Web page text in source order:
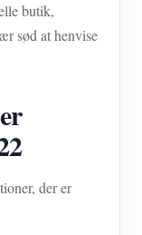
butik,
sød at henvise
der er